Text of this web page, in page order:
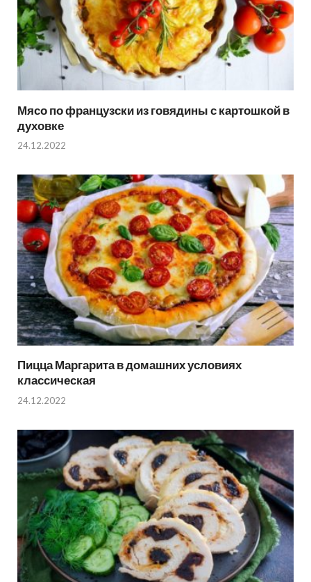
Мясо по французски из говядины с картошкой в
духовке
24.12.2022
Пицца Маргарита в домашних условиях
классическая
24.12.2022